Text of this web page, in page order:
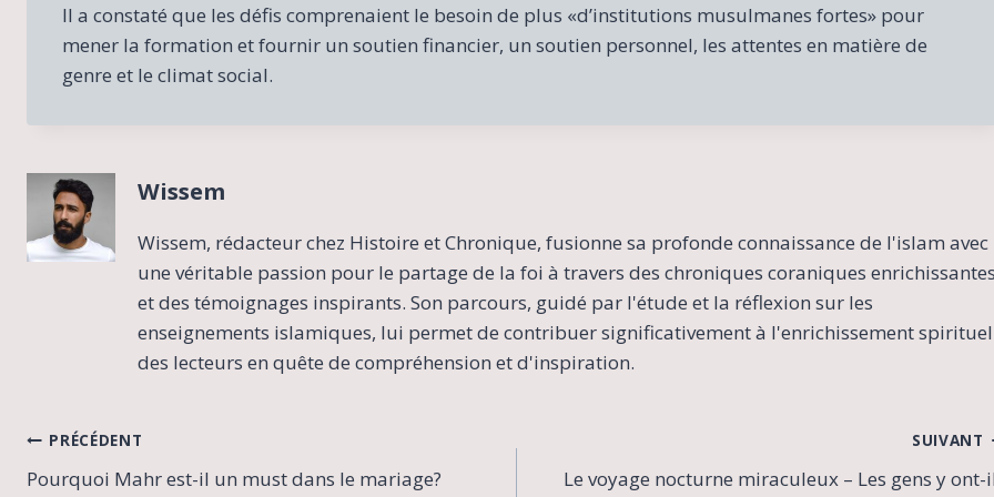
Il a constaté que les défis comprenaient le besoin de plus «d’institutions musulmanes fortes» pour
mener la formation et fournir un soutien financier, un soutien personnel, les attentes en matière de
genre et le climat social.
Wissem
Wissem, rédacteur chez Histoire et Chronique, fusionne sa profonde connaissance de l'islam avec
une véritable passion pour le partage de la foi à travers des chroniques coraniques
et des témoignages inspirants. Son parcours, guidé par l'étude et la réflexion sur les
enseignements islamiques, lui permet de contribuer significativement à l'enrichissement spirituel
des lecteurs en quête de compréhension et d'inspiration.
Navigation
PRÉCÉDENT
Pourquoi Mahr est-il un must dans le mariage?
SUIVANT
Le voyage nocturne miraculeux – Les gens y ont-